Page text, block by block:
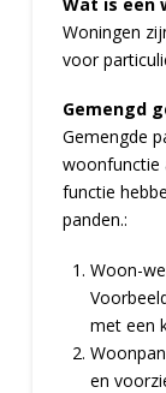
Woningen
voor
Gemengd
Gemengde
woonfunctie
functie
panden.:
Woon-
met een
en